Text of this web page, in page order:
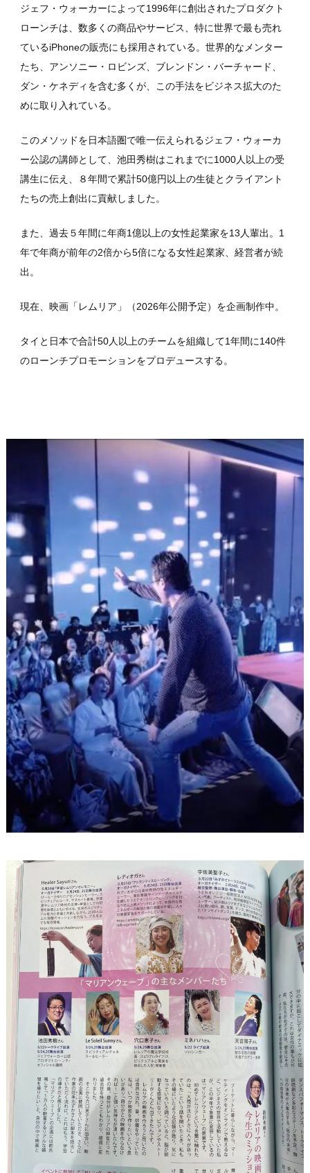
ジェフ・ウォーカーによって1996年に創出されたプロダクト
ローンチは、数多くの商品やサービス、特に世界で最も売れ
ているiPhoneの販売にも採用されている。世界的なメンター
たち、アンソニー・ロビンズ、ブレンドン・バーチャード、
ダン・ケネディを含む多くが、この手法をビジネス拡大のた
めに取り入れている。
このメソッドを日本語圏で唯一伝えられるジェフ・ウォーカ
ー公認の講師として、池田秀樹はこれまでに1000人以上の受
講生に伝え、８年間で累計50億円以上の生徒とクライアント
たちの売上創出に貢献しました。
また、過去５年間に年商1億以上の女性起業家を13人輩出。1
年で年商が前年の2倍から5倍になる女性起業家、経営者が続
出。
現在、映画「レムリア」（2026年公開予定）を企画制作中。
タイと日本で合計50人以上のチームを組織して1年間に140件
のローンチプロモーションをプロデュースする。